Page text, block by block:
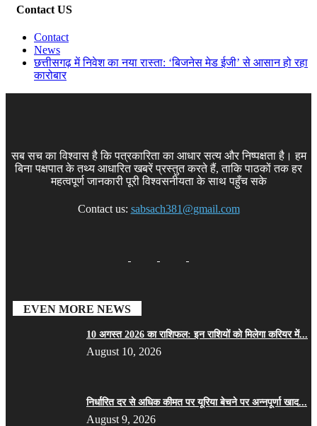
Contact US
Contact
News
छत्तीसगढ़ में निवेश का नया रास्ता: ‘बिजनेस मेड ईजी’ से आसान हो रहा
कारोबार
सब सच का विश्वास है कि पत्रकारिता का आधार सत्य और निष्पक्षता है। हम
बिना पक्षपात के तथ्य आधारित खबरें प्रस्तुत करते हैं, ताकि पाठकों तक हर
महत्वपूर्ण जानकारी पूरी विश्वसनीयता के साथ पहुँच सके
Contact us: sabsach381@gmail.com
EVEN MORE NEWS
10 अगस्त 2026 का राशिफल: इन राशियों को मिलेगा करियर में...
August 10, 2026
निर्धारित दर से अधिक कीमत पर यूरिया बेचने पर अन्नपूर्णा खाद...
August 9, 2026